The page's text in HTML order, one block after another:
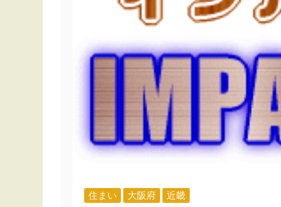
住まい 大阪府 近畿